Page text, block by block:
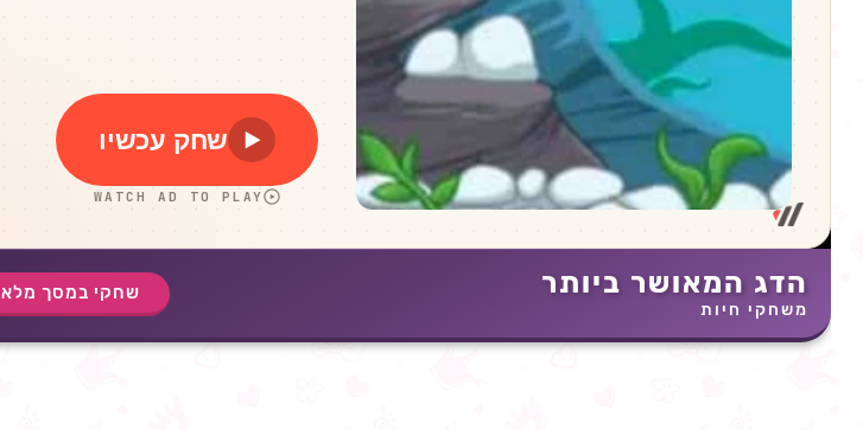
הדג המאושר ביותר
משחקי חיות
שחקי במסך מלא